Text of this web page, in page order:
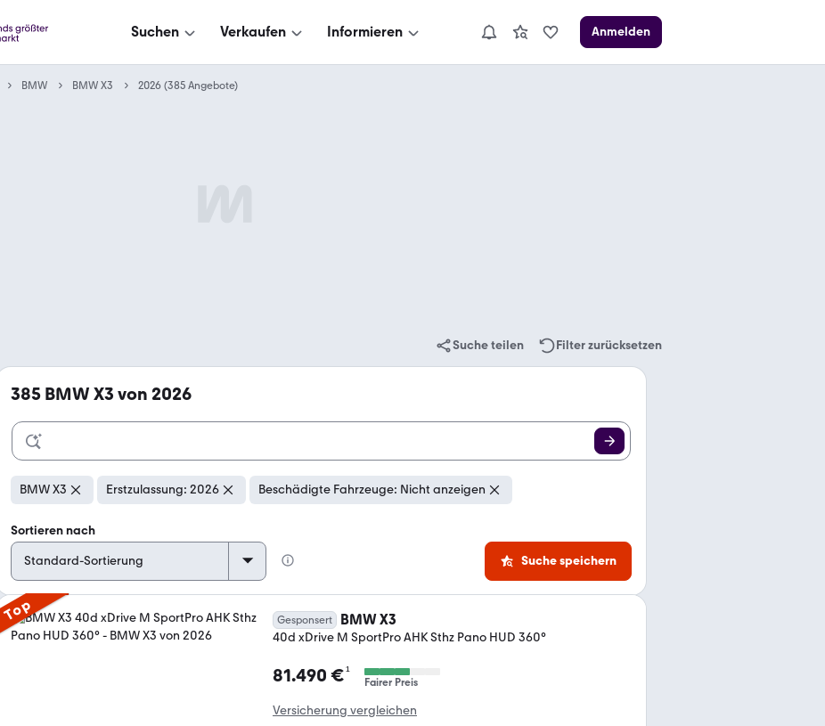
Suchen Verkaufen Informieren Anmelden
BMW BMW X3 2026 (385 Angebote)
Suche teilen Filter zurücksetzen
385 BMW X3 von 2026
BMW X3 Erstzulassung: 2026 Beschädigte Fahrzeuge: Nicht anzeigen
Sortieren nach
Suche speichern
Top Gesponsert BMW X3
40d xDrive M SportPro AHK Sthz Pano HUD 360°
81.490 €¹
Fairer Preis
Versicherung vergleichen